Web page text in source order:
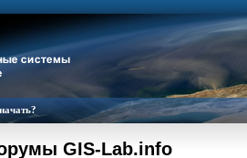
GIS-Lab.info